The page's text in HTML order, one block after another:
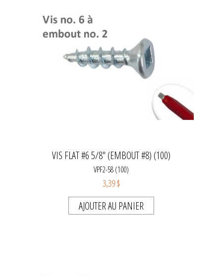
VIS FLAT #6 5/8" (EMBOUT #8) (100)
VPF2-58 (100)
3,39 $
AJOUTER AU PANIER